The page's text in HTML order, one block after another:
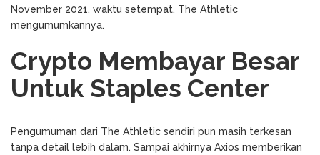
November 2021, waktu setempat, The Athletic
mengumumkannya.
Crypto Membayar Besar
Untuk Staples Center
Pengumuman dari The Athletic sendiri pun masih terkesan
tanpa detail lebih dalam. Sampai akhirnya Axios memberikan